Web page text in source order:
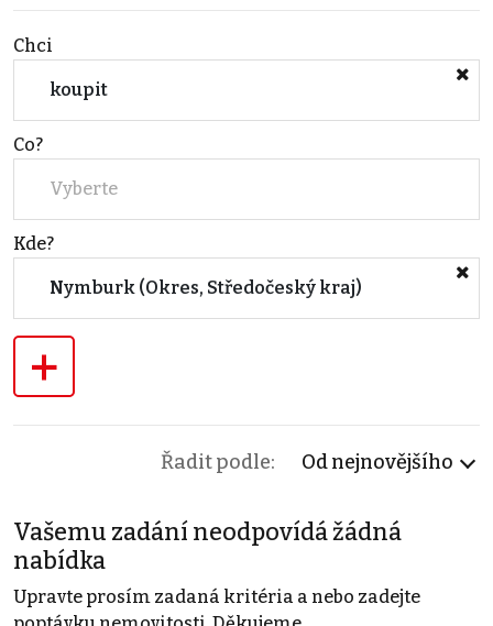
Chci
koupit
Co?
Vyberte
Kde?
Nymburk (Okres, Středočeský kraj)
+
Řadit podle: Od nejnovějšího
Vašemu zadání neodpovídá žádná
nabídka
Upravte prosím zadaná kritéria a nebo zadejte